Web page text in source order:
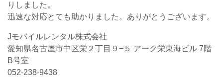
りしました。
迅速な対応とても助かりました。ありがとうございます。
Jモバイルレンタル株式会社
愛知県名古屋市中区栄２丁目９−５ アーク栄東海ビル 7階
B号室
052-238-9438